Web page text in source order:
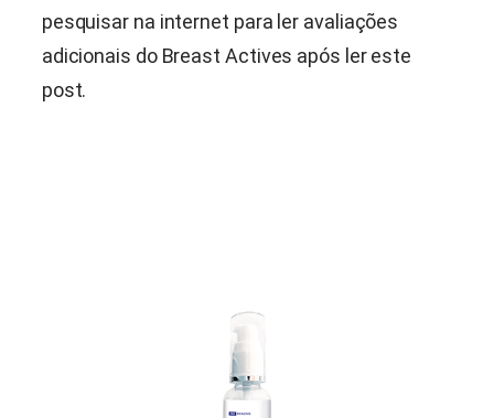
pesquisar na internet para ler avaliações
adicionais do Breast Actives após ler este
post.